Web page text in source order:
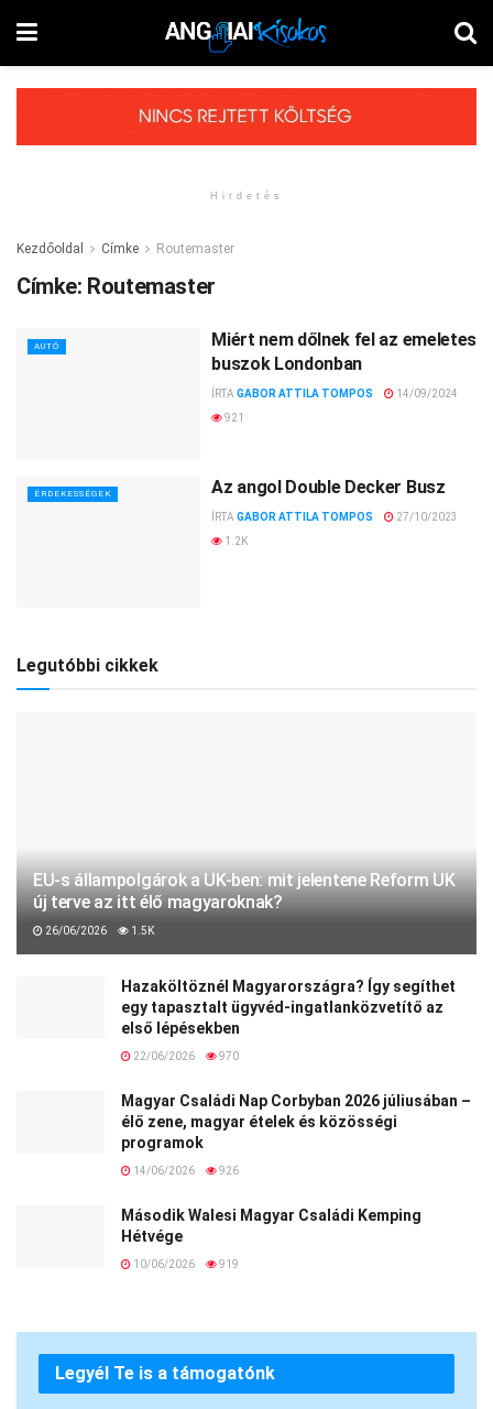
Hirdetés
Kezdőoldal Címke Routemaster
Címke: Routemaster
AUTÓ
Miért nem dőlnek fel az emeletes
buszok Londonban
ÍRTA GABOR ATTILA TOMPOS
14/09/2024
921
ÉRDEKESSÉGEK Az angol Double Decker Busz
ÍRTA GABOR ATTILA TOMPOS
27/10/2023
1.2K
Legutóbbi cikkek
EU-s állampolgárok a UK-ben: mit jelentene Reform UK
új terve az itt élő magyaroknak?
26/06/2026 1.5K
Hazaköltöznél Magyarországra? Így segíthet
egy tapasztalt ügyvéd-ingatlanközvetítő az
első lépésekben
22/06/2026 970
Magyar Családi Nap Corbyban 2026 júliusában –
élő zene, magyar ételek és közösségi
programok
14/06/2026 926
Második Walesi Magyar Családi Kemping
Hétvége
10/06/2026 919
Legyél Te is a támogatónk